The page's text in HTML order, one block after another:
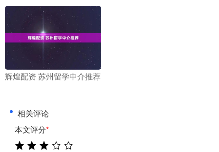
​辉煌配资 苏州留学中介推荐
相关评论
本文评分*